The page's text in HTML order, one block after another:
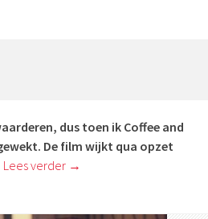
dus toen ik Coffee and
De film wijkt qua opzet
Lees verder →